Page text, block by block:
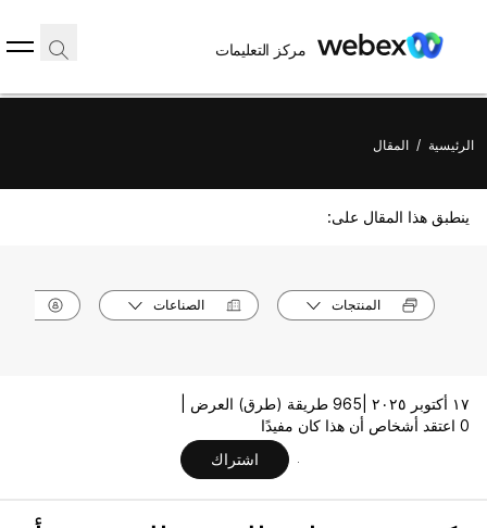
مركز التعليمات
الرئيسية / المقال
ينطبق هذا المقال على:
المنتجات الصناعات
١٧ أكتوبر ٢٠٢٥ |
965 طريقة (طرق) العرض |
0 اعتقد أشخاص أن هذا كان مفيدًا
اشتراك